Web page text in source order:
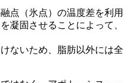
点（氷点）の温度差を利用
凝固させることによって、
ないため、脂肪以外には全